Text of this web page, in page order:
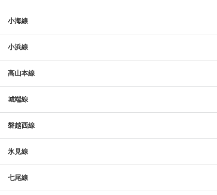
小海線
小浜線
高山本線
城端線
磐越西線
氷見線
七尾線